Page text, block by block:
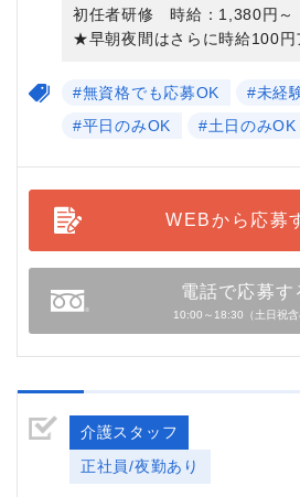
初任者研修 時給：1,380円～
★早朝夜間はさらに時給100円
#無資格でも応募OK
#未経
#平日のみOK
#土日のみOK
WEBから応募
電話で応募す
10:00～18:30（土日祝含
介護スタッフ
正社員/夜勤あり